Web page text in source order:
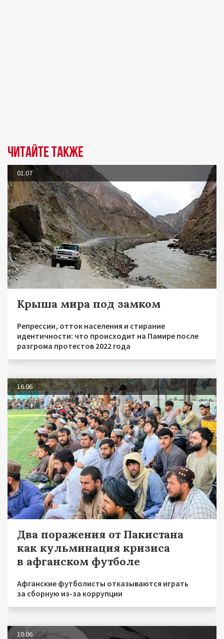
Читайте также
01.07
Крыша мира под замком
Репрессии, отток населения и стирание
идентичности: что происходит на Памире после
разгрома протестов 2022 года
16.06
Два поражения от Пакистана
как кульминация кризиса
в афганском футболе
Афганские футболисты отказываются играть
за сборную из-за коррупции
10.06